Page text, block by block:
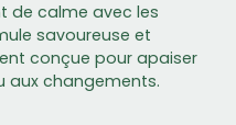
de calme avec les
savoureuse et
conçue pour apaiser
aux changements.